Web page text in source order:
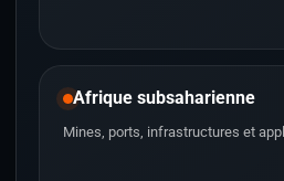
Afrique subsaharienne
Mines, ports, infrastructures et